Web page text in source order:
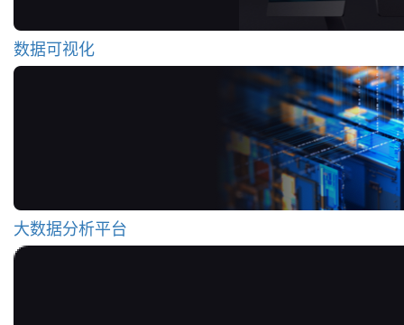
数据可视化
大数据分析平台